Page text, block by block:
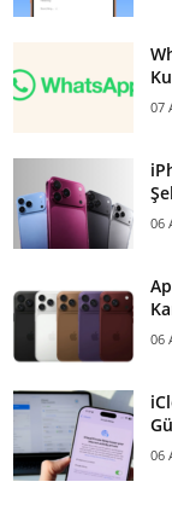
07
06
06
06